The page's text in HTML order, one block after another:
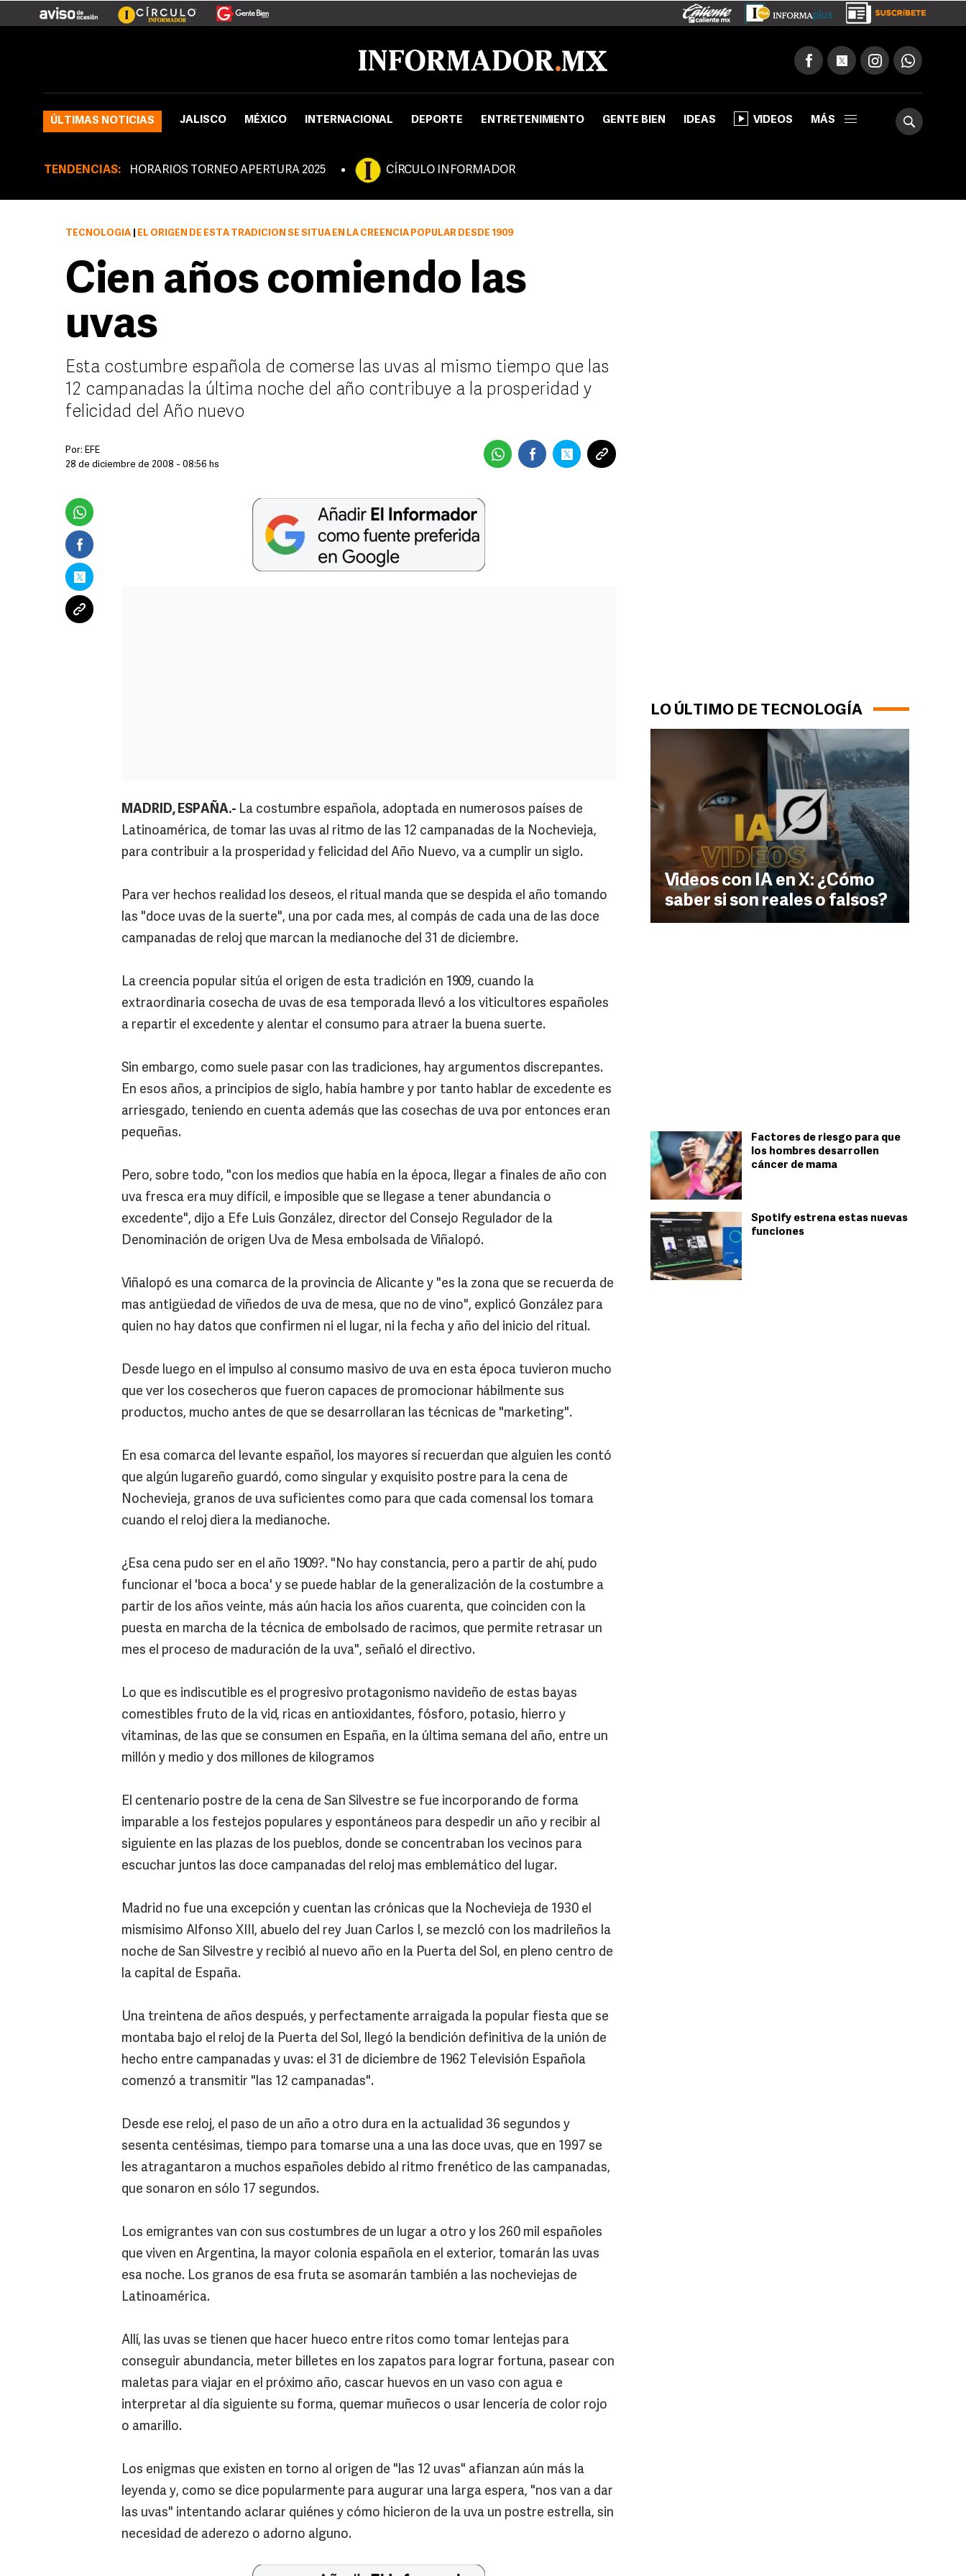
ÚLTIMAS NOTICIAS JALISCO MÉXICO INTERNACIONAL DEPORTE ENTRETENIMIENTO GENTE BIEN IDEAS VIDEOS MÁS
TENDENCIAS: HORARIOS TORNEO APERTURA 2025 CÍRCULO INFORMADOR
LO ÚLTIMO DE TECNOLOGÍA
Videos con IA en X: ¿Cómo
saber si son reales o falsos?
Factores de riesgo para que
los hombres desarrollen
cáncer de mama
Spotify estrena estas nuevas
funciones
TECNOLOGÍA EL ORIGEN DE ESTA TRADICIÓN SE SITÚA EN LA CREENCIA POPULAR DESDE 1909
Cien años comiendo las
uvas
Esta costumbre española de comerse las uvas al mismo tiempo que las
12 campanadas la última noche del año contribuye a la prosperidad y
felicidad del Año nuevo
Por: EFE
28 de diciembre de 2008 - 08:56 hs
MADRID, ESPAÑA.- La costumbre española, adoptada en numerosos países de
Latinoamérica, de tomar las uvas al ritmo de las 12 campanadas de la Nochevieja,
para contribuir a la prosperidad y felicidad del Año Nuevo, va a cumplir un siglo.
Para ver hechos realidad los deseos, el ritual manda que se despida el año tomando
las "doce uvas de la suerte", una por cada mes, al compás de cada una de las doce
campanadas de reloj que marcan la medianoche del 31 de diciembre.
La creencia popular sitúa el origen de esta tradición en 1909, cuando la
extraordinaria cosecha de uvas de esa temporada llevó a los viticultores españoles
a repartir el excedente y alentar el consumo para atraer la buena suerte.
Sin embargo, como suele pasar con las tradiciones, hay argumentos discrepantes.
En esos años, a principios de siglo, había hambre y por tanto hablar de excedente es
arriesgado, teniendo en cuenta además que las cosechas de uva por entonces eran
pequeñas.
Pero, sobre todo, "con los medios que había en la época, llegar a finales de año con
uva fresca era muy difícil, e imposible que se llegase a tener abundancia o
excedente", dijo a Efe Luis González, director del Consejo Regulador de la
Denominación de origen Uva de Mesa embolsada de Viñalopó.
Viñalopó es una comarca de la provincia de Alicante y "es la zona que se recuerda de
mas antigüedad de viñedos de uva de mesa, que no de vino", explicó González para
quien no hay datos que confirmen ni el lugar, ni la fecha y año del inicio del ritual.
Desde luego en el impulso al consumo masivo de uva en esta época tuvieron mucho
que ver los cosecheros que fueron capaces de promocionar hábilmente sus
productos, mucho antes de que se desarrollaran las técnicas de "marketing".
En esa comarca del levante español, los mayores sí recuerdan que alguien les contó
que algún lugareño guardó, como singular y exquisito postre para la cena de
Nochevieja, granos de uva suficientes como para que cada comensal los tomara
cuando el reloj diera la medianoche.
¿Esa cena pudo ser en el año 1909?. "No hay constancia, pero a partir de ahí, pudo
funcionar el 'boca a boca' y se puede hablar de la generalización de la costumbre a
partir de los años veinte, más aún hacia los años cuarenta, que coinciden con la
puesta en marcha de la técnica de embolsado de racimos, que permite retrasar un
mes el proceso de maduración de la uva", señaló el directivo.
Lo que es indiscutible es el progresivo protagonismo navideño de estas bayas
comestibles fruto de la vid, ricas en antioxidantes, fósforo, potasio, hierro y
vitaminas, de las que se consumen en España, en la última semana del año, entre un
millón y medio y dos millones de kilogramos
El centenario postre de la cena de San Silvestre se fue incorporando de forma
imparable a los festejos populares y espontáneos para despedir un año y recibir al
siguiente en las plazas de los pueblos, donde se concentraban los vecinos para
escuchar juntos las doce campanadas del reloj mas emblemático del lugar.
Madrid no fue una excepción y cuentan las crónicas que la Nochevieja de 1930 el
mismísimo Alfonso XIII, abuelo del rey Juan Carlos I, se mezcló con los madrileños la
noche de San Silvestre y recibió al nuevo año en la Puerta del Sol, en pleno centro de
la capital de España.
Una treintena de años después, y perfectamente arraigada la popular fiesta que se
montaba bajo el reloj de la Puerta del Sol, llegó la bendición definitiva de la unión de
hecho entre campanadas y uvas: el 31 de diciembre de 1962 Televisión Española
comenzó a transmitir "las 12 campanadas".
Desde ese reloj, el paso de un año a otro dura en la actualidad 36 segundos y
sesenta centésimas, tiempo para tomarse una a una las doce uvas, que en 1997 se
les atragantaron a muchos españoles debido al ritmo frenético de las campanadas,
que sonaron en sólo 17 segundos.
Los emigrantes van con sus costumbres de un lugar a otro y los 260 mil españoles
que viven en Argentina, la mayor colonia española en el exterior, tomarán las uvas
esa noche. Los granos de esa fruta se asomarán también a las nocheviejas de
Latinoamérica.
Allí, las uvas se tienen que hacer hueco entre ritos como tomar lentejas para
conseguir abundancia, meter billetes en los zapatos para lograr fortuna, pasear con
maletas para viajar en el próximo año, cascar huevos en un vaso con agua e
interpretar al día siguiente su forma, quemar muñecos o usar lencería de color rojo
o amarillo.
Los enigmas que existen en torno al origen de "las 12 uvas" afianzan aún más la
leyenda y, como se dice popularmente para augurar una larga espera, "nos van a dar
las uvas" intentando aclarar quiénes y cómo hicieron de la uva un postre estrella, sin
necesidad de aderezo o adorno alguno.